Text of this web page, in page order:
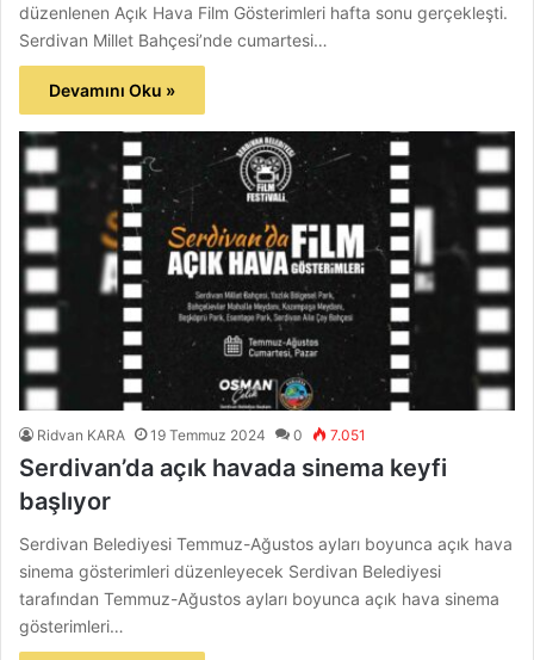
düzenlenen Açık Hava Film Gösterimleri hafta sonu gerçekleşti.
Serdivan Millet Bahçesi’nde cumartesi…
Devamını Oku »
Ridvan KARA 19 Temmuz 2024 0 7.051
Serdivan’da açık havada sinema keyfi
başlıyor
Serdivan Belediyesi Temmuz-Ağustos ayları boyunca açık hava
sinema gösterimleri düzenleyecek Serdivan Belediyesi
tarafından Temmuz-Ağustos ayları boyunca açık hava sinema
gösterimleri…